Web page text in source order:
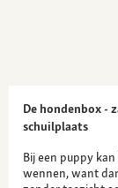
De hondenbox -
schuilplaats
Bij een puppy
wennen, want